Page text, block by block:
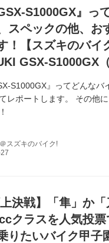
S1000GX』っ
スペックの他、お
！【スズキのバ
GSX-S1000GX（
S1000GX』ってどんな
レポートします。 その他
スズキのバイク!
上決戦】「隼」か
クラスを人気投
りたいバイク甲子